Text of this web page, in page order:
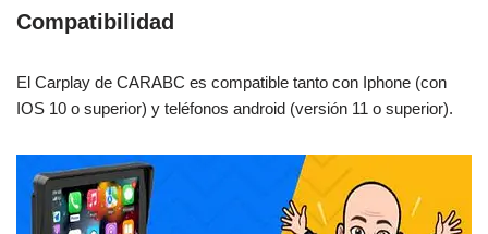
Compatibilidad
El Carplay de CARABC es compatible tanto con Iphone (con
IOS 10 o superior) y teléfonos android (versión 11 o superior).